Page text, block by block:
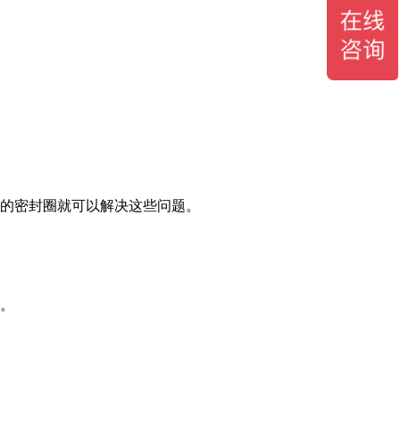
密封圈就可以解决这些问题。